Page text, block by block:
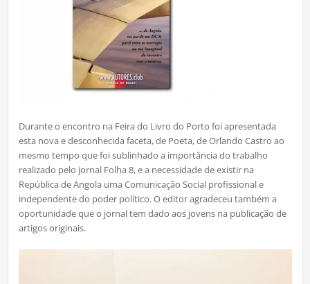
Durante o encontro na Feira do Livro do Porto foi apresentada
esta nova e desconhecida faceta, de Poeta, de Orlando Castro ao
mesmo tempo que foi sublinhado a importância do trabalho
realizado pelo jornal Folha 8, e a necessidade de existir na
República de Angola uma Comunicação Social profissional e
independente do poder político. O editor agradeceu também a
oportunidade que o jornal tem dado aos jovens na publicação de
artigos originais.